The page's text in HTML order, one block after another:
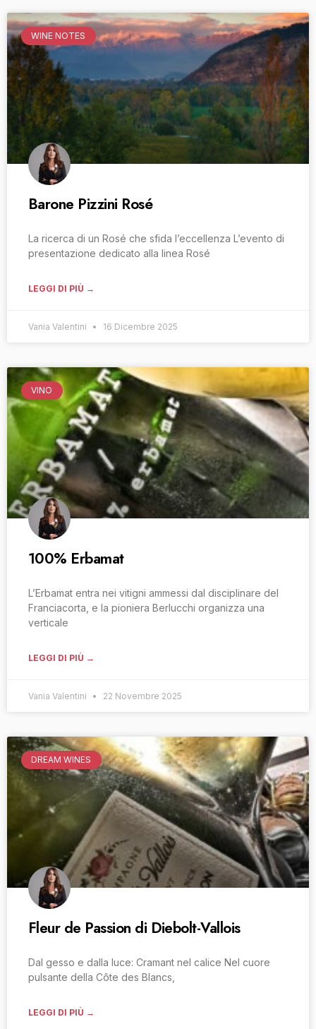
WINE NOTES
Barone Pizzini Rosé
La ricerca di un Rosé che sfida l’eccellenza L’evento di
presentazione dedicato alla linea Rosé
LEGGI DI PIÙ →
Vania Valentini 16 Dicembre 2025
VINO
100% Erbamat
L’Erbamat entra nei vitigni ammessi dal disciplinare del
Franciacorta, e la pioniera Berlucchi organizza una
verticale
LEGGI DI PIÙ →
Vania Valentini 22 Novembre 2025
DREAM WINES
Fleur de Passion di Diebolt-Vallois
Dal gesso e dalla luce: Cramant nel calice Nel cuore
pulsante della Côte des Blancs,
LEGGI DI PIÙ →